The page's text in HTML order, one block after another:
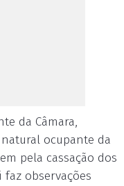
da Câmara,
natural ocupante da
pela cassação dos
observações